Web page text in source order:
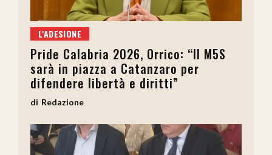
L'ADESIONE
Pride Calabria 2026, Orrico: “Il M5S
sarà in piazza a Catanzaro per
difendere libertà e diritti”
Redazione